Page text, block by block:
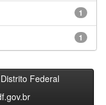
1
1
Federal